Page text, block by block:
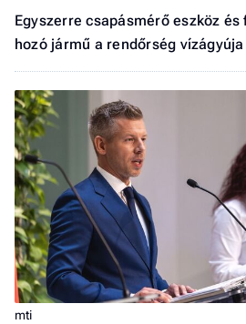
Egyszerre csapásmérő eszköz
hozó jármű a rendőrség vízágyúja
mti